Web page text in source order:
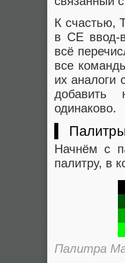
К счастью,
в CE ввод-
всё
все
их аналоги
добавить
одинаково.
▍
Начнём с
палитру, в
Палитра